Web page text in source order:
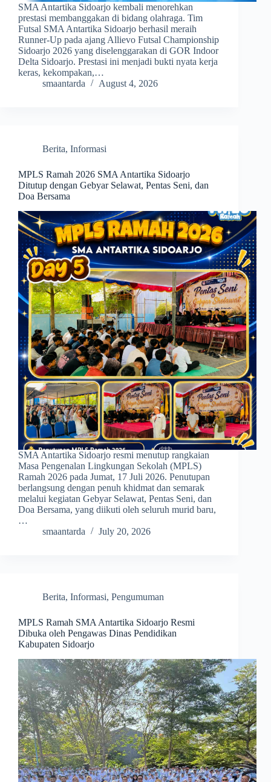
SMA Antartika Sidoarjo kembali menorehkan
prestasi membanggakan di bidang olahraga. Tim
Futsal SMA Antartika Sidoarjo berhasil meraih
Runner-Up pada ajang Allievo Futsal Championship
Sidoarjo 2026 yang diselenggarakan di GOR Indoor
Delta Sidoarjo. Prestasi ini menjadi bukti nyata kerja
keras, kekompakan,…
smaantarda
August 4, 2026
Berita, Informasi
MPLS Ramah 2026 SMA Antartika Sidoarjo
Ditutup dengan Gebyar Selawat, Pentas Seni, dan
Doa Bersama
SMA Antartika Sidoarjo resmi menutup rangkaian
Masa Pengenalan Lingkungan Sekolah (MPLS)
Ramah 2026 pada Jumat, 17 Juli 2026. Penutupan
berlangsung dengan penuh khidmat dan semarak
melalui kegiatan Gebyar Selawat, Pentas Seni, dan
Doa Bersama, yang diikuti oleh seluruh murid baru,
…
smaantarda
July 20, 2026
Berita, Informasi, Pengumuman
MPLS Ramah SMA Antartika Sidoarjo Resmi
Dibuka oleh Pengawas Dinas Pendidikan
Kabupaten Sidoarjo